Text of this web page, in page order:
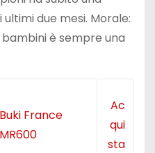
due mesi. Morale:
è sempre una
Buki France
MR600
Ac
qui
sta